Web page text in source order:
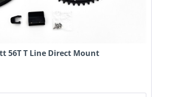
56T T Line Direct Mount